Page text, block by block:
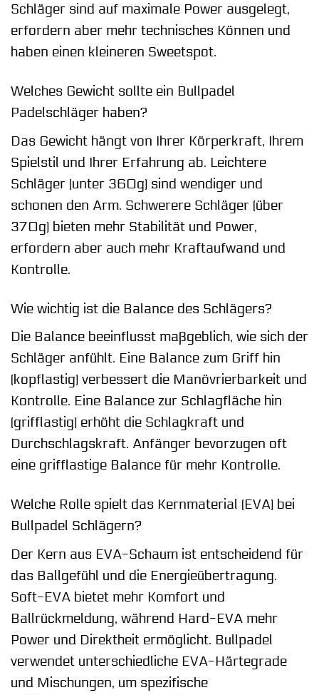
Schläger sind auf maximale Power ausgelegt,
erfordern aber mehr technisches Können und
haben einen kleineren Sweetspot.
Welches Gewicht sollte ein Bullpadel
Padelschläger haben?
Das Gewicht hängt von Ihrer Körperkraft, Ihrem
Spielstil und Ihrer Erfahrung ab. Leichtere
Schläger (unter 360g) sind wendiger und
schonen den Arm. Schwerere Schläger (über
370g) bieten mehr Stabilität und Power,
erfordern aber auch mehr Kraftaufwand und
Kontrolle.
Wie wichtig ist die Balance des Schlägers?
Die Balance beeinflusst maßgeblich, wie sich der
Schläger anfühlt. Eine Balance zum Griff hin
(kopflastig) verbessert die Manövrierbarkeit und
Kontrolle. Eine Balance zur Schlagfläche hin
(grifflastig) erhöht die Schlagkraft und
Durchschlagskraft. Anfänger bevorzugen oft
eine grifflastige Balance für mehr Kontrolle.
Welche Rolle spielt das Kernmaterial (EVA) bei
Bullpadel Schlägern?
Der Kern aus EVA-Schaum ist entscheidend für
das Ballgefühl und die Energieübertragung.
Soft-EVA bietet mehr Komfort und
Ballrückmeldung, während Hard-EVA mehr
Power und Direktheit ermöglicht. Bullpadel
verwendet unterschiedliche EVA-Härtegrade
und Mischungen, um spezifische